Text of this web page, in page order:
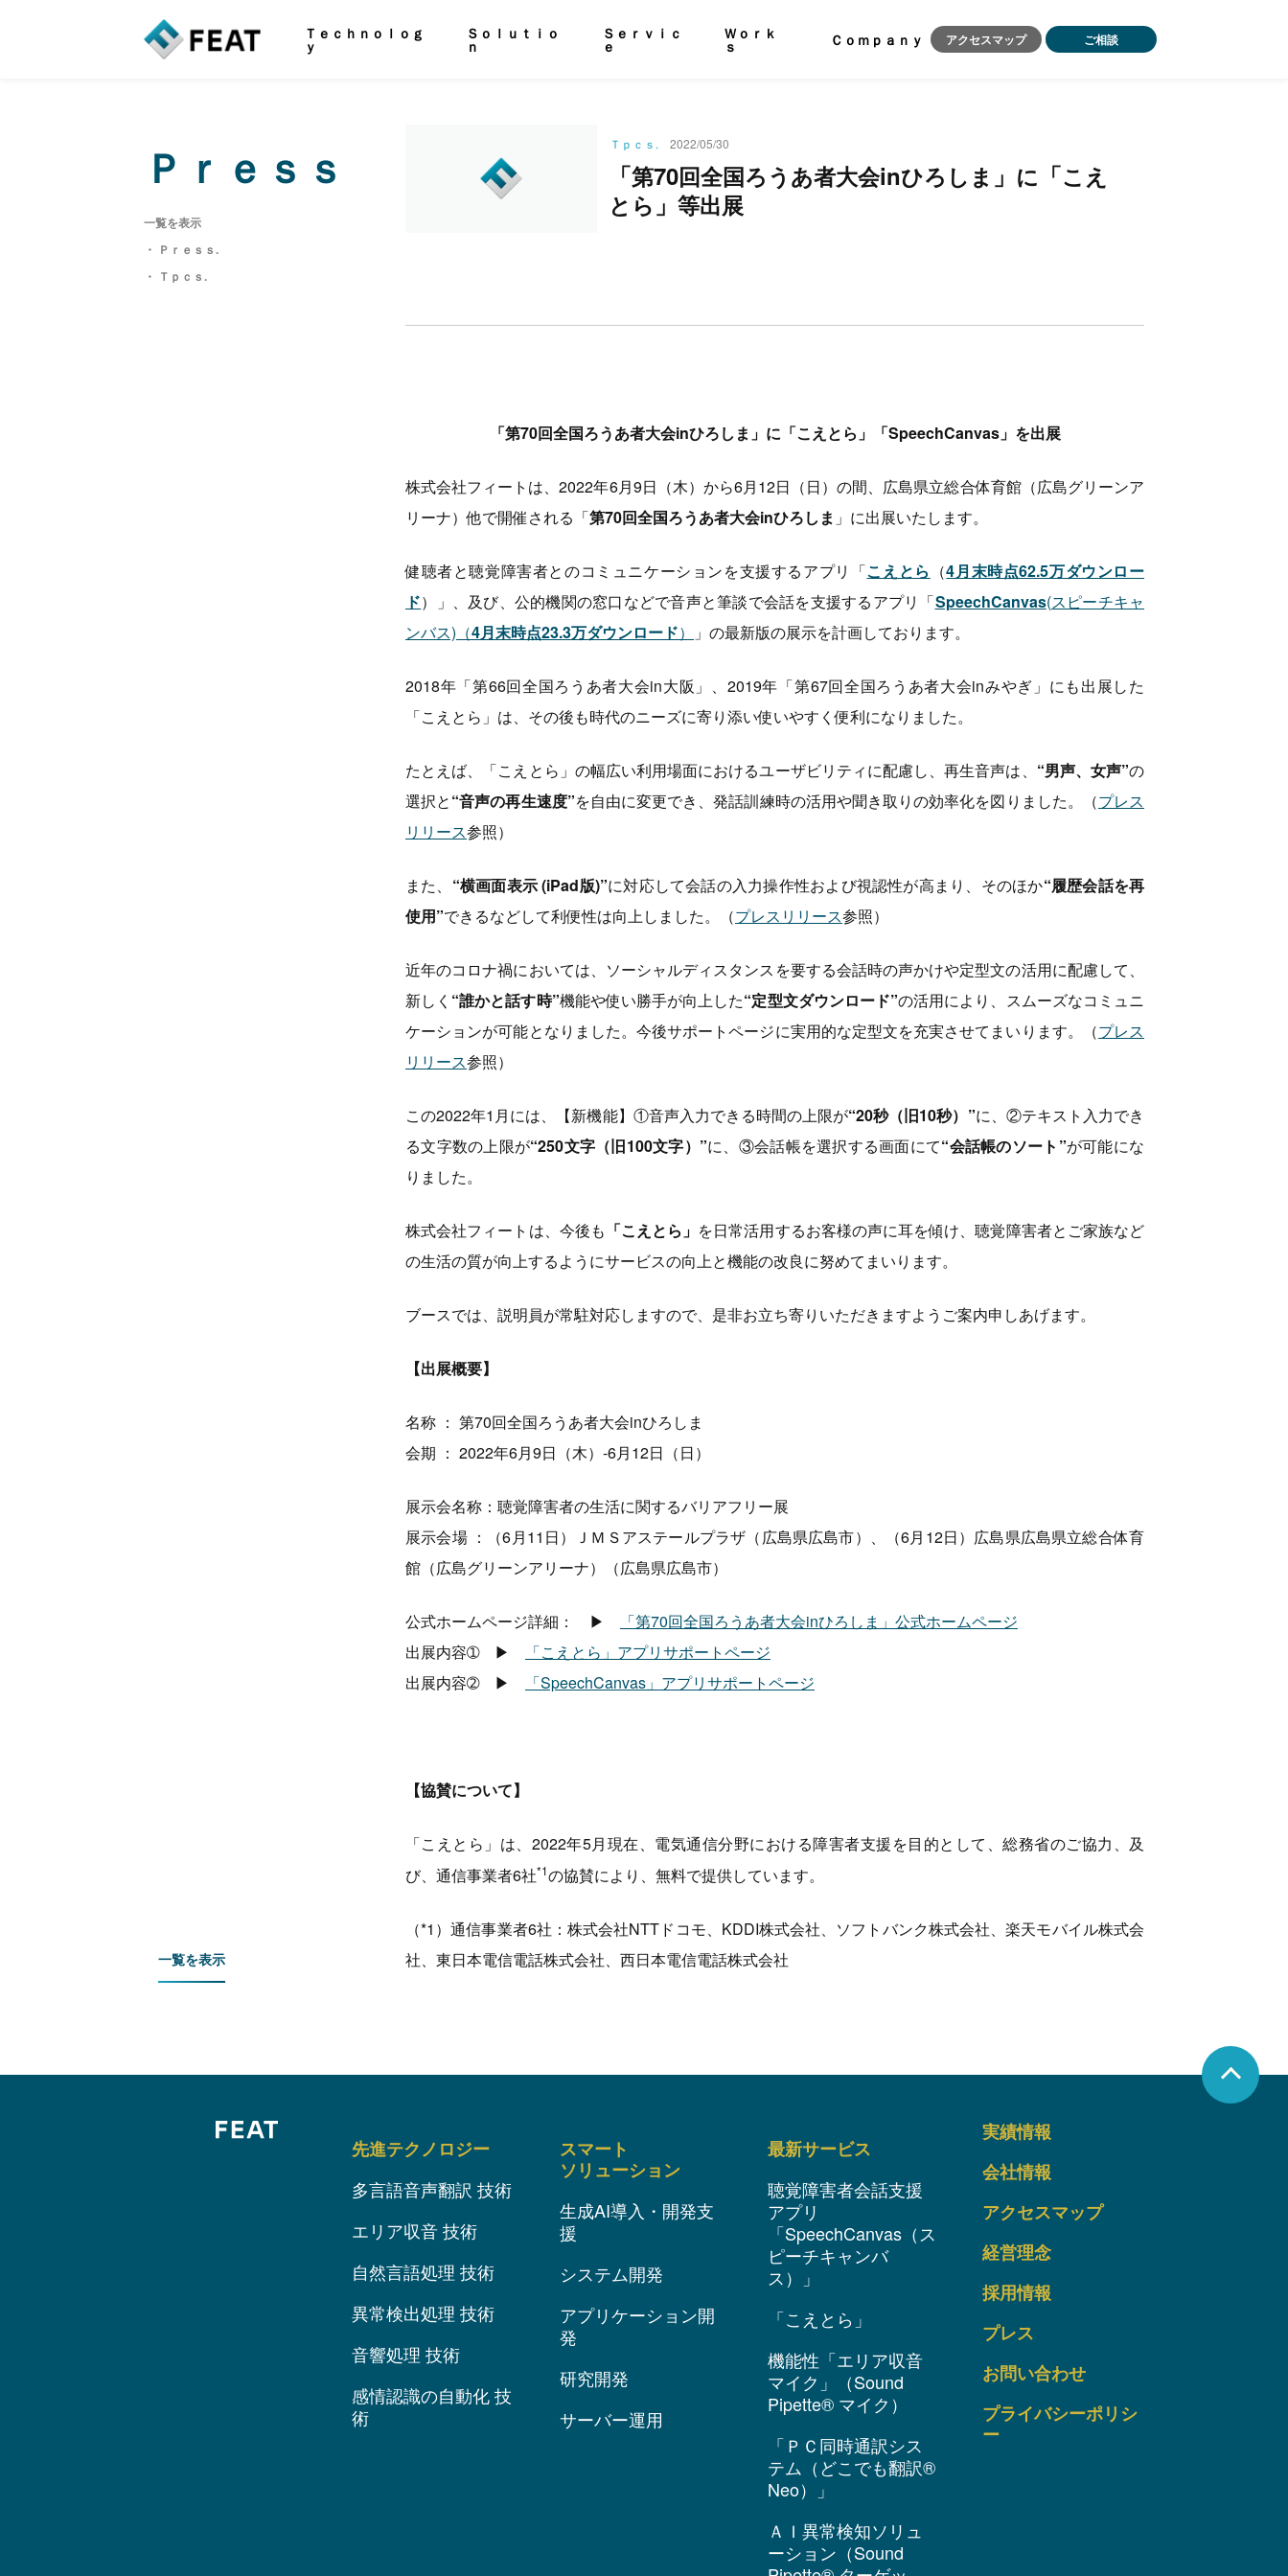
Ｔｅｃｈｎｏｌｏｇ
ｙ
Ｓｏｌｕｔｉｏ
ｎ
Ｓｅｒｖｉｃ
ｅ
Ｗｏｒｋ
ｓ Ｃｏｍｐａｎｙ アクセスマップ ご相談
Ｐｒｅｓｓ
一覧を表示
・ Ｐｒｅｓｓ.
・ Ｔｐｃｓ.
一覧を表示
Ｔｐｃｓ. 2022/05/30
「第70回全国ろう あ者大会inひろ し ま 」 に 「こ え
と ら 」 等出展
「第70回全国ろうあ者大会inひろしま」に「こえとら」「SpeechCanvas」を出展
株式会社フィートは、2022年6月9日（木）から6月12日（日）の間、広島県立総合体育館（広島グリーンア
リーナ）他で開催される「第70回全国ろうあ者大会inひろしま 」に出展いたします。
健聴者と聴覚障害者とのコミュニケーションを支援するアプリ「こえとら （4月末時点62.5万ダウンロー
ド）」、及び、公的機関の窓口などで音声と筆談で会話を支援するアプリ「SpeechCanvas(スピーチキャ
ンバス) （4月末時点23.3万ダウンロード） 」の最新版の展示を計画しております。
2018年「第66回全国ろうあ者大会in大阪」、2019年「第67回全国ろうあ者大会inみやぎ」にも出展した
「こえとら」は、その後も時代のニーズに寄り添い使いやすく便利になりました。
たとえば、「こえとら」の幅広い利用場面におけるユーザビリティに配慮し、再生音声は、 “男声、女声”の
選択と“音声の再生速度”を自由に変更でき、発話訓練時の活用や聞き取りの効率化を図りました。（プレス
リリース参照）
また、 “横画面表示 (iPad版)”に対応して会話の入力操作性および視認性が高まり、そのほか“履歴会話を再
使用”できるなどして利便性は向上しました。（プレスリリース参照）
近年のコロナ禍においては、ソーシャルディスタンスを要する会話時の声かけや定型文の活用に配慮して、
新しく “誰かと話す時”機能や使い勝手が向上した“定型文ダウンロード”の活用により、スムーズなコミュニ
ケーションが可能となりました。今後サポートページに実用的な定型文を充実させてまいります。（プレス
リリース参照）
この2022年1月には、【新機能】①音声入力できる時間の上限が“20秒（旧10秒）”に、②テキスト入力でき
る文字数の上限が“250文字（旧100文字）”に、③会話帳を選択する画面にて“会話帳のソート”が可能にな
りました。
株式会社フィートは、今後も 「こえとら」 を日常活用するお客様の声に耳を傾け、聴覚障害者とご家族など
の生活の質が向上するようにサービスの向上と機能の改良に努めてまいります。
ブースでは、説明員が常駐対応しますので、是非お立ち寄りいただきますようご案内申しあげます。
【出展概要】
名称 ： 第70回全国ろうあ者大会inひろしま
会期 ： 2022年6月9日（木）-6月12日（日）
展示会名称：聴覚障害者の生活に関するバリアフリー展
展示会場 ：（6月11日）ＪＭＳアステールプラザ（広島県広島市）、（6月12日）広島県広島県立総合体育
館（広島グリーンアリーナ）（広島県広島市）
公式ホームページ詳細： ▶
「第70回全国ろうあ者大会inひろしま」公式ホームページ
出展内容➀ ▶
「こえとら」アプリサポートページ
出展内容➁ ▶
「SpeechCanvas」アプリサポートページ
【協賛について】
「こえとら」は、2022年5月現在、電気通信分野における障害者支援を目的として、総務省のご協力、及
び、通信事業者6社*1の協賛により、無料で提供しています。
（*1）通信事業者6社：株式会社NTTドコモ、KDDI株式会社、ソフトバンク株式会社、楽天モバイル株式会
社、東日本電信電話株式会社、西日本電信電話株式会社
先進テクノロジー
多言語音声翻訳 技術
エリア収音 技術
自然言語処理 技術
異常検出処理 技術
音響処理 技術
感情認識の自動化 技
術
スマート
ソリューション
生成AI導入・開発支
援
システム開発
アプリケーション開
発
研究開発
サーバー運用
最新サービス
聴覚障害者会話支援
アプリ
「SpeechCanvas（ス
ピーチキャンバ
ス）」
「こえとら」
機能性「エリア収音
マイク」（Sound
Pipette® マイク）
「ＰＣ同時通訳シス
テム（どこでも翻訳®
Neo）」
ＡＩ異常検知ソリュ
ーション（Sound
実績情報
会社情報
アクセスマップ
経営理念
採用情報
プレス
お問い合わせ
プライバシーポリシ
ー